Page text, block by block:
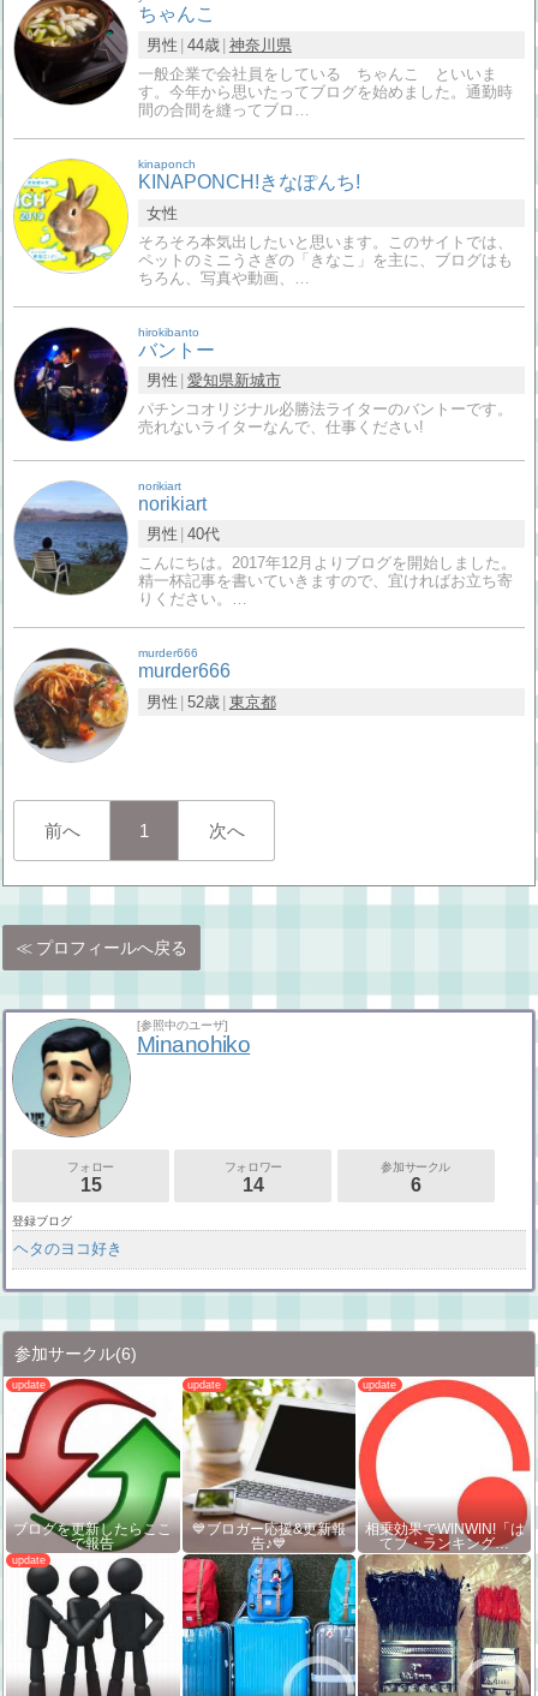
ちゃんこ
男性 44歳 神奈川県
一般企業で会社員をしている ちゃんこ といいま
す。今年から思いたってブログを始めました。通勤時
間の合間を縫ってブロ…
kinaponch
KINAPONCH!きなぽんち!
女性
そろそろ本気出したいと思います。このサイトでは、
ペットのミニうさぎの「きなこ」を主に、ブログはも
ちろん、写真や動画、…
hirokibanto
バントー
男性 愛知県新城市
パチンコオリジナル必勝法ライターのバントーです。
売れないライターなんで、仕事ください!
norikiart
norikiart
男性 40代
こんにちは。2017年12月よりブログを開始しました。
精一杯記事を書いていきますので、宜ければお立ち寄
りください。…
murder666
murder666
男性 52歳 東京都
前へ 1 次へ
プロフィールへ戻る
[参照中のユーザ]
Minanohiko
フォロー
15
フォロワー
14
参加サークル
6
登録ブログ
ヘタのヨコ好き
参加サークル(6)
ブログを更新したらここ
で報告
💙ブロガー応援&更新報
告♪💙
相乗効果でWINWIN!「は
てブ・ランキング…